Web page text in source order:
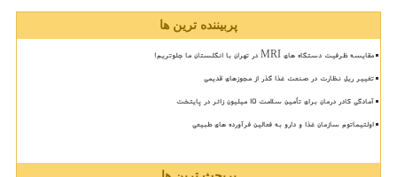
پربیننده ترین ها
مقایسه ظرفیت دستگاه های MRI در تهران با انگلستان ما جلوتریم!
تغییر ریل نظارت در صنعت غذا گذر از مجوزهای قدیمی
آمادگی کادر درمان برای تأمین سلامت 15 میلیون زائر در پایتخت
اولتیماتوم سازمان غذا و دارو به فعالین فرآورده های طبیعی